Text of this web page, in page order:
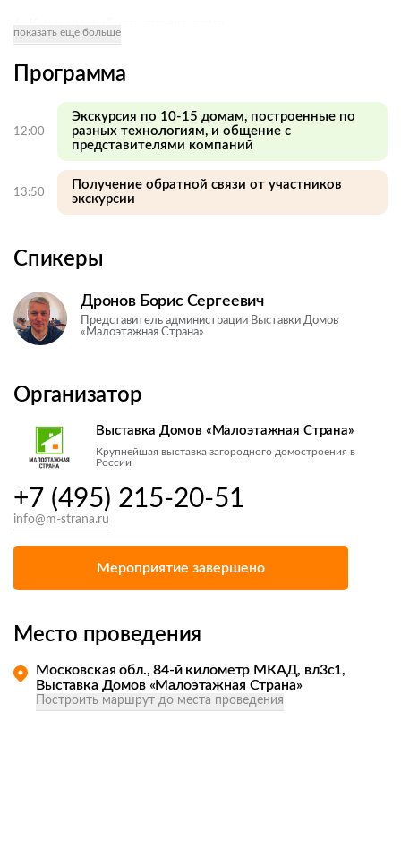
8. И многое, многое другое!
🎁 А также, все участники получат персональные скидки
от партнеров выставки, которые помогут вам сэкономить
на будущем строительстве!
показать еще больше
Программа
12:00
Экскурсия по 10-15 домам, построенные по
разных технологиям, и общение с
представителями компаний
13:50
Получение обратной связи от участников
экскурсии
Спикеры
Дронов Борис Сергеевич
Представитель администрации Выставки Домов
«Малоэтажная Страна»
Организатор
Выставка Домов «Малоэтажная Страна»
Крупнейшая выставка загородного домостроения в
России
+7 (495) 215-20-51
info@m-strana.ru
Мероприятие завершено
Место проведения
Московская обл., 84-й километр МКАД, вл3с1,
Выставка Домов «Малоэтажная Страна»
Построить маршрут до места проведения